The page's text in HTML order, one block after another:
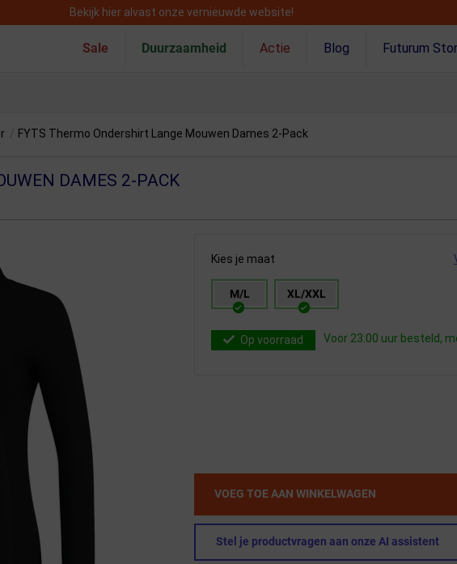
Bekijk hier alvast onze vernieuwde website!
Sale Duurzaamheid Actie Blog Futurum
FYTS Thermo Ondershirt Lange Mouwen Dames 2-Pack
DAMES 2-PACK
Kies je maat
M/L XL/XXL
Op voorraad Voor 23:00 uur besteld,
VOEG TOE AAN WINKELWAGEN
Stel je productvragen aan onze AI assistent